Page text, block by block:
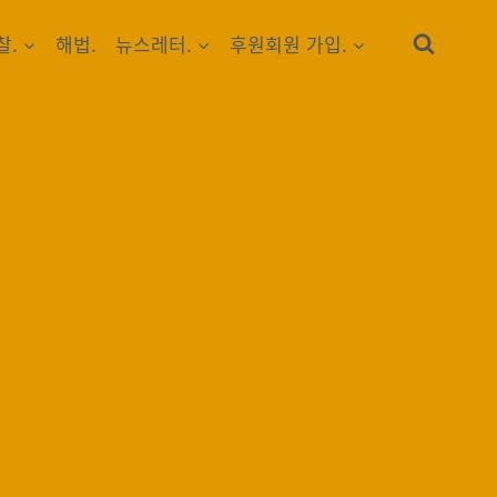
. 해법. 뉴스레터. 후원회원 가입.